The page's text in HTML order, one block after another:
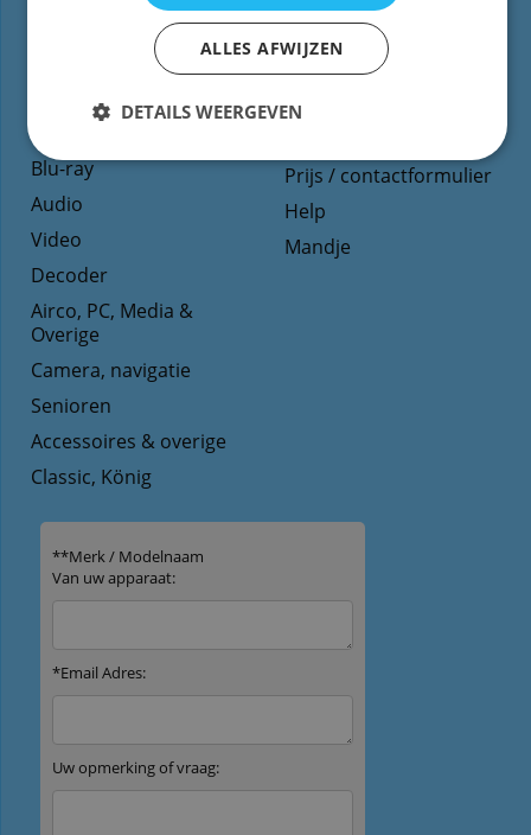
Website informatie
Contact
Voorwaarden/Levertijd
Prijs / contactformulier
Help
Mandje
afstandsbediening
Blu-ray
Audio
Video
Decoder
Airco, PC, Media &
Overige
Camera, navigatie
Senioren
Accessoires & overige
Classic, König
ALLES AFWIJZEN
DETAILS WEERGEVEN